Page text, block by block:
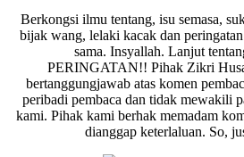
Berkongsi ilmu tentang, isu semasa,
bijak wang, lelaki kacak dan
sama. Insyallah. Lanjut
PERINGATAN!! Pihak Zikri
bertanggungjawab atas komen
peribadi pembaca dan tidak mewakili
kami. Pihak kami berhak memadam
dianggap keterlaluan. So,